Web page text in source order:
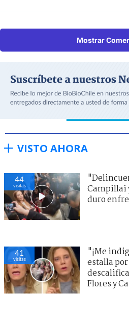
Mostrar
VISTO AHORA
44
visitas
Campillai
duro
41
visitas
"¡Me
estalla
Flores y